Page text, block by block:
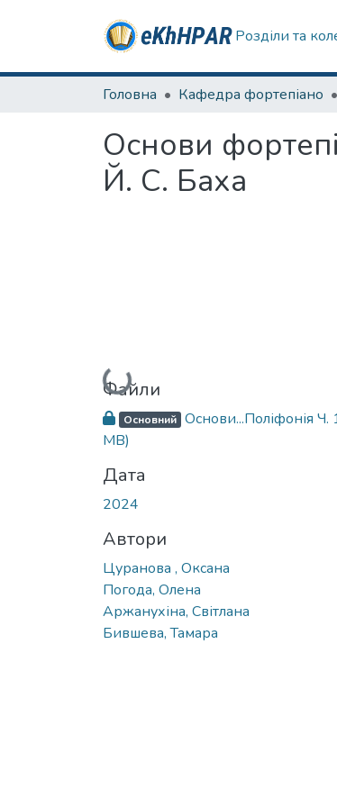
Розділи та
Головна Кафедра фортепіано
Основи
Й. С. Баха
Вантажиться...
Файли
Основний Основи...Поліфонія Ч.
MB)
Дата
2024
Автори
Цуранова , Оксана
Погода, Олена
Аржанухіна, Світлана
Бившева, Тамара